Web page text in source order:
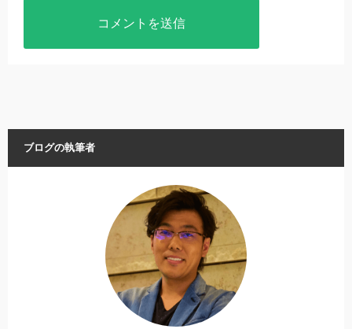
ブログの執筆者